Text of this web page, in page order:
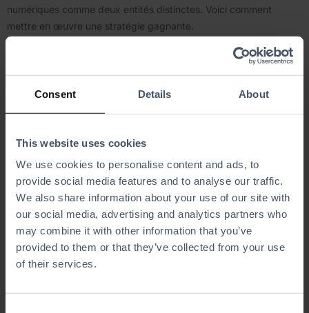
Consent Details About
This website uses cookies
We use cookies to personalise content and ads, to
provide social media features and to analyse our traffic.
We also share information about your use of our site with
our social media, advertising and analytics partners who
may combine it with other information that you’ve
provided to them or that they’ve collected from your use
of their services.
numériques comme deux entités distinctes. Voici comment
mettre en œuvre une stratégie gagnante.
Étape 1 : Concevoir des supports visuels
percutants
messages clairs. Votre espace physique doit refléter
parfaitement l'esprit de votre lieu : dynamique, captivant et
professionnel.
Étape 2 : Formez votre équipe et sachez à
quoi vous attendre sur le terrain
être formés non seulement aux caractéristiques des produits,